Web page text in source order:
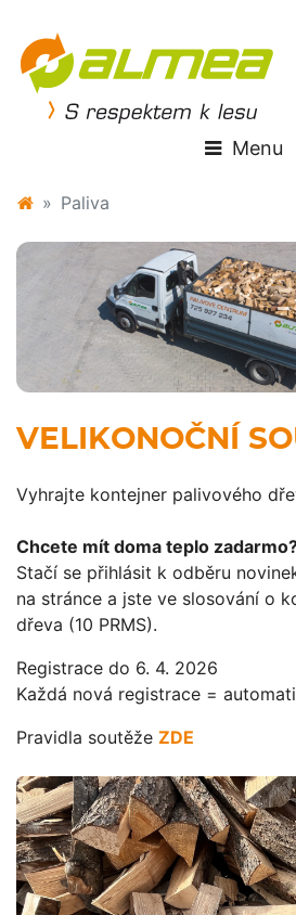
Paliva
VELIKONOČNÍ
Vyhrajte kontejner palivového
Chcete mít doma teplo
Stačí se přihlásit k odběru
na stránce a jste ve slosování o
dřeva (10 PRMS).
Registrace do 6. 4. 2026
Každá nová registrace =
Pravidla soutěže ZDE